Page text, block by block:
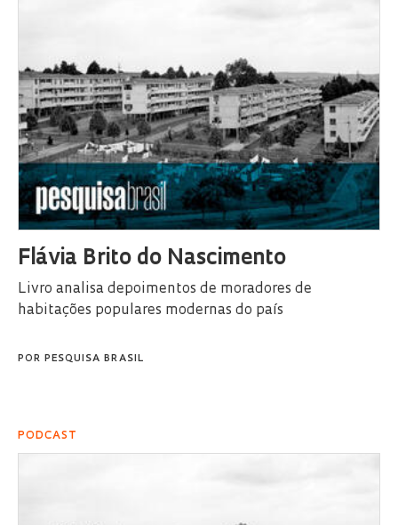
Flávia Brito do Nascimento
Livro analisa depoimentos de moradores de
habitações populares modernas do país
POR PESQUISA BRASIL
PODCAST